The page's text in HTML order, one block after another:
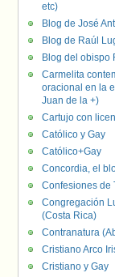
etc)
Blog de José
Blog de Raúl
Blog del obispo
Carmelita
oracional en la
Juan de la +)
Cartujo con
Católico y Gay
Católico+Gay
Concordia, el
Confesiones de
Congregación
(Costa Rica)
Contranatura
Cristiano Arco
Cristiano y Gay